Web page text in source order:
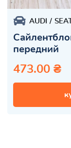
AUDI
передний
473.00 ₴